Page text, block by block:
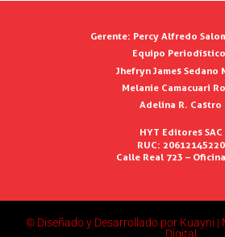
Gerente: Percy Alfredo
Equipo
Jhefryn James Sedano
Melanie Camacuari
Adelina R. Castro
HYT Editores SAC
RUC: 20612145220
Calle Real 723 –
© Diseñado y Desarrollado por Kuayni |
Digital